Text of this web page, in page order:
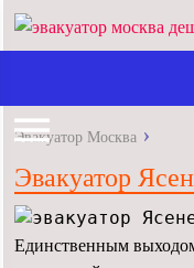
Эвакуатор Москва
Эвакуатор
Единственным